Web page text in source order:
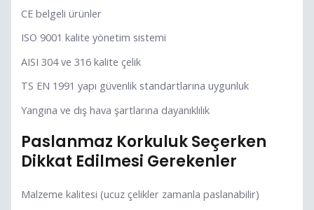
CE belgeli ürünler
ISO 9001 kalite yönetim sistemi
AISI 304 ve 316 kalite çelik
TS EN 1991 yapı güvenlik standartlarına uygunluk
Yangına ve dış hava şartlarına dayanıklılık
Paslanmaz Korkuluk Seçerken
Dikkat Edilmesi Gerekenler
Malzeme kalitesi (ucuz çelikler zamanla paslanabilir)